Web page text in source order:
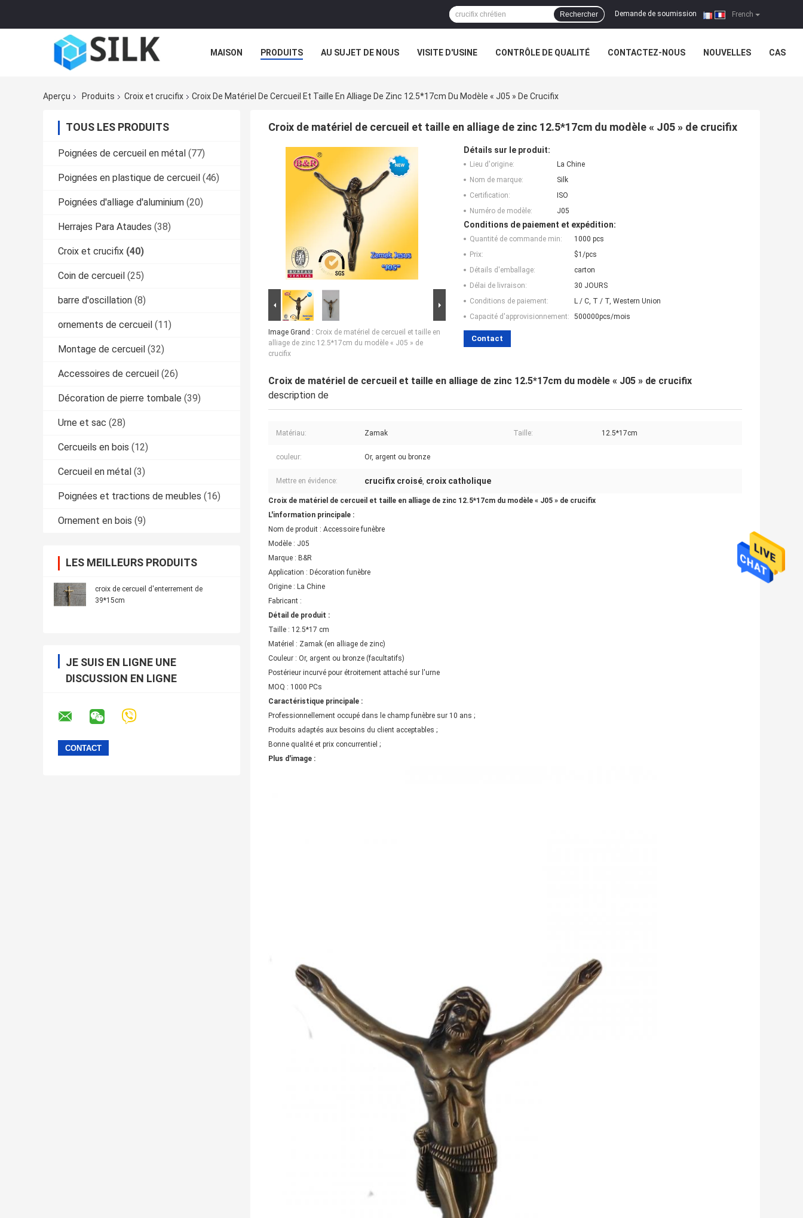
French
Demande de soumission |
Rechercher
MAISON PRODUITS AU SUJET DE NOUS VISITE D'USINE CONTRÔLE DE QUALITÉ CONTACTEZ-NOUS NOUVELLES CAS
Aperçu Produits Croix et crucifix Croix De Matériel De Cercueil Et Taille En Alliage De Zinc 12.5*17cm Du Modèle « J05 » De Crucifix
TOUS LES PRODUITS
Poignées de cercueil en métal (77)
Poignées en plastique de cercueil (46)
Poignées d'alliage d'aluminium (20)
Herrajes Para Ataudes (38)
Croix et crucifix (40)
Coin de cercueil (25)
barre d'oscillation (8)
ornements de cercueil (11)
Montage de cercueil (32)
Accessoires de cercueil (26)
Décoration de pierre tombale (39)
Urne et sac (28)
Cercueils en bois (12)
Cercueil en métal (3)
Poignées et tractions de meubles (16)
Ornement en bois (9)
LES MEILLEURS PRODUITS
croix de cercueil d'enterrement de
39*15cm
JE SUIS EN LIGNE UNE
DISCUSSION EN LIGNE
Croix de matériel de cercueil et taille en alliage de zinc 12.5*17cm du modèle « J05 » de crucifix
Image Grand : Croix de matériel de cercueil et taille en
alliage de zinc 12.5*17cm du modèle « J05 » de
crucifix
Détails sur le produit:
Lieu d'origine:
La Chine
Nom de marque:
Silk
Certification:
ISO
Numéro de modèle:
J05
Conditions de paiement et expédition:
Quantité de commande min:
1000 pcs
Prix:
$1/pcs
Détails d'emballage:
carton
Délai de livraison:
30 JOURS
Conditions de paiement:
L / C, T / T, Western Union
Capacité d'approvisionnement:
500000pcs/mois
Contact
Croix de matériel de cercueil et taille en alliage de zinc 12.5*17cm du modèle « J05 » de crucifix
description de
Matériau: Zamak Taille: 12.5*17cm
couleur: Or, argent ou bronze
Mettre en évidence: crucifix croisé, croix catholique
Croix de matériel de cercueil et taille en alliage de zinc 12.5*17cm du modèle « J05 » de crucifix
L'information principale :
Nom de produit : Accessoire funèbre
Modèle : J05
Marque : B&R
Application : Décoration funèbre
Origine : La Chine
Fabricant :
Détail de produit :
Taille : 12.5*17 cm
Matériel : Zamak (en alliage de zinc)
Couleur : Or, argent ou bronze (facultatifs)
Postérieur incurvé pour étroitement attaché sur l'urne
MOQ : 1000 PCs
Caractéristique principale :
Professionnellement occupé dans le champ funèbre sur 10 ans ;
Produits adaptés aux besoins du client acceptables ;
Bonne qualité et prix concurrentiel ;
Plus d'image :